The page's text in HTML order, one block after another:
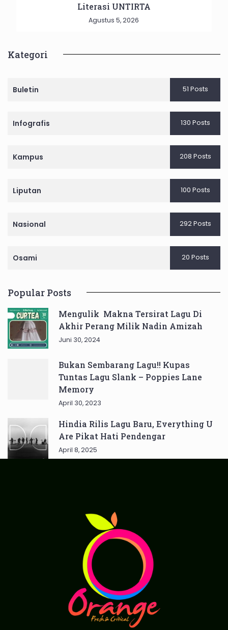
Literasi UNTIRTA
Agustus 5, 2026
Kategori
Buletin 51 Posts
Infografis 130 Posts
Kampus 208 Posts
Liputan 100 Posts
Nasional 292 Posts
Osami 20 Posts
Popular Posts
Mengulik Makna Tersirat Lagu Di
Akhir Perang Milik Nadin Amizah
Juni 30, 2024
Bukan Sembarang Lagu!! Kupas
Tuntas Lagu Slank – Poppies Lane
Memory
April 30, 2023
Hindia Rilis Lagu Baru, Everything U
Are Pikat Hati Pendengar
April 8, 2025